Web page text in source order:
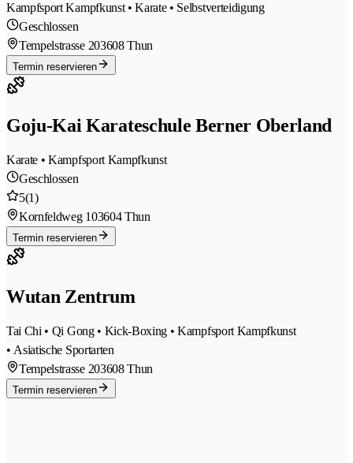
Kampfsport Kampfkunst • Karate • Selbstverteidigung
Geschlossen
Tempelstrasse 203608 Thun
Termin reservieren
Goju-Kai Karateschule Berner Oberland
Karate • Kampfsport Kampfkunst
Geschlossen
5(1)
Kornfeldweg 103604 Thun
Termin reservieren
Wutan Zentrum
Tai Chi • Qi Gong • Kick-Boxing • Kampfsport Kampfkunst
• Asiatische Sportarten
Tempelstrasse 203608 Thun
Termin reservieren